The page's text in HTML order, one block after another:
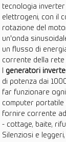
tecnologia
elettrogeni, con il
rotazione del
un'onda
un flusso di
corrente della rete
generatori
di potenza dai
far funzionare
computer portatile
fornire corrente
- cottage, baite,
Silenziosi e